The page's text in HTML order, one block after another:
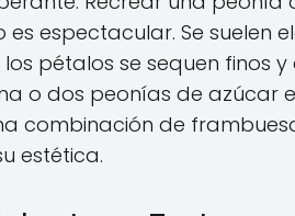
es espectacular. Se
pétalos se sequen finos
o dos peonías de azúcar
combinación de
estética.